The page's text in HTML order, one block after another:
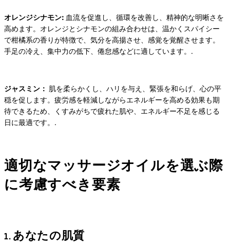
オレンジシナモン: 血流を促進し、循環を改善し、精神的な明晰さを
高めます。オレンジとシナモンの組み合わせは、温かくスパイシー
で柑橘系の香りが特徴で、気分を高揚させ、感覚を覚醒させます。
手足の冷え、集中力の低下、倦怠感などに適しています。.
ジャスミン： 肌を柔らかくし、ハリを与え、緊張を和らげ、心の平
穏を促します。疲労感を軽減しながらエネルギーを高める効果も期
待できるため、くすみがちで疲れた肌や、エネルギー不足を感じる
日に最適です。.
適切なマッサージオイルを選ぶ際
に考慮すべき要素
1. あなたの肌質